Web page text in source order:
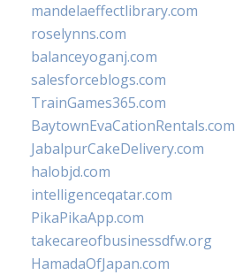
mandelaeffectlibrary.com
roselynns.com
balanceyoganj.com
salesforceblogs.com
TrainGames365.com
BaytownEvaCationRentals.com
JabalpurCakeDelivery.com
halobjd.com
intelligenceqatar.com
PikaPikaApp.com
takecareofbusinessdfw.org
HamadaOfJapan.com